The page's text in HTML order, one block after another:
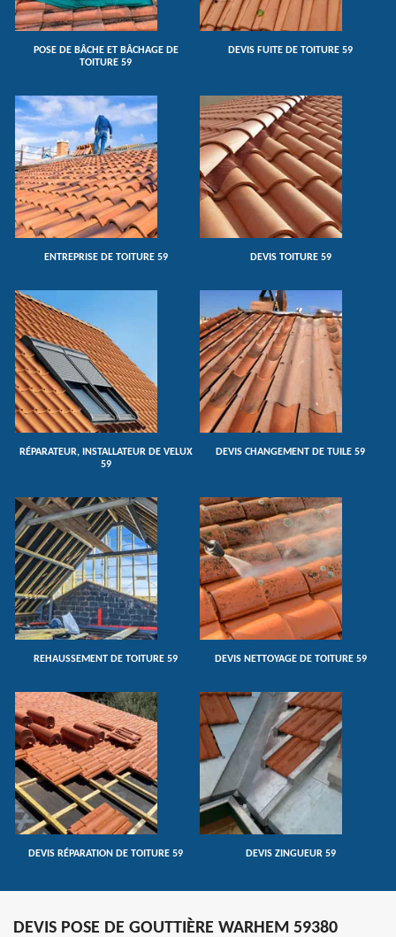
POSE DE BÂCHE ET BÂCHAGE DE
TOITURE 59
DEVIS FUITE DE TOITURE 59
ENTREPRISE DE TOITURE 59 DEVIS TOITURE 59
RÉPARATEUR, INSTALLATEUR DE VELUX
59
DEVIS CHANGEMENT DE TUILE 59
REHAUSSEMENT DE TOITURE 59 DEVIS NETTOYAGE DE TOITURE 59
DEVIS RÉPARATION DE TOITURE 59 DEVIS ZINGUEUR 59
DEVIS POSE DE GOUTTIÈRE WARHEM 59380